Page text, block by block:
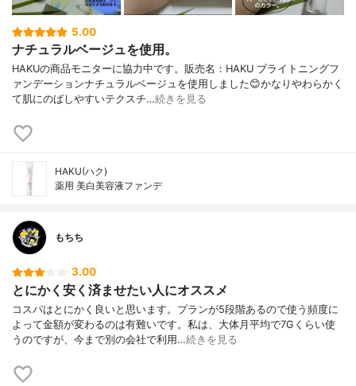
5.00
ナチュラルベージュを使用。
HAKUの商品モニターに協力中です。販売名：HAKU ブライトニングフ
ァンデーションナチュラルベージュを使用しました😊かなりやわらかく
て肌にのばしやすいテクスチ…続きを見る
HAKU(ハク)
薬用 美白美容液ファンデ
もちち
3.00
とにかく安く済ませたい人にオススメ
コスパはとにかく良いと思います。プランが5段階あるので使う頻度に
よって金額が変わるのは有難いです。私は、大体月平均で7Gくらい使
うのですが、今まで別の会社で利用…続きを見る